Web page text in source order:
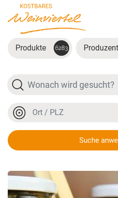
Zum Hauptinhalt springen
Produkte 6283
Suche
Ort oder PLZ
Suche
Zuckriegl